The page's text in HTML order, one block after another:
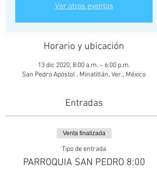
Ver otros eventos
Horario y ubicación
13 dic 2020, 8:00 a.m. – 6:00 p.m.
San Pedro Apóstol , Minatitlán, Ver., México
Entradas
Venta finalizada
Tipo de entrada
PARROQUIA SAN PEDRO 8:00